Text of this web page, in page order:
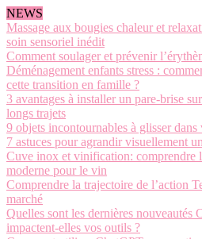
NEWS
Massage aux bougies chaleur et
soin sensoriel inédit
Comment soulager et prévenir
Déménagement enfants stress :
cette transition en famille ?
3 avantages à installer un pare-brise
longs trajets
9 objets incontournables à glisser dans
7 astuces pour agrandir visuellement
Cuve inox et vinification: comprendre
moderne pour le vin
Comprendre la trajectoire de l’action
marché
Quelles sont les dernières nouveautés
impactent-elles vos outils ?